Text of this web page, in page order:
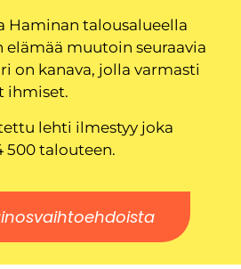
Haminan talousalueella
elämää muutoin seuraavia
on kanava, jolla varmasti
ihmiset.
lehti ilmestyy joka
500 talouteen.